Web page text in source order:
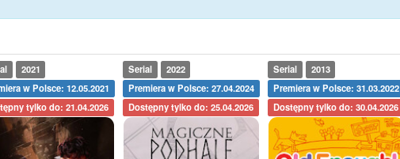
2021
w Polsce: 12.05.2021
tylko do: 21.04.2026
Serial
2022
Premiera w Polsce: 27.04.2024
Dostępny tylko do: 25.04.2026
Serial
2013
Premiera w Polsce: 31.03.2022
Dostępny tylko do: 30.04.2026